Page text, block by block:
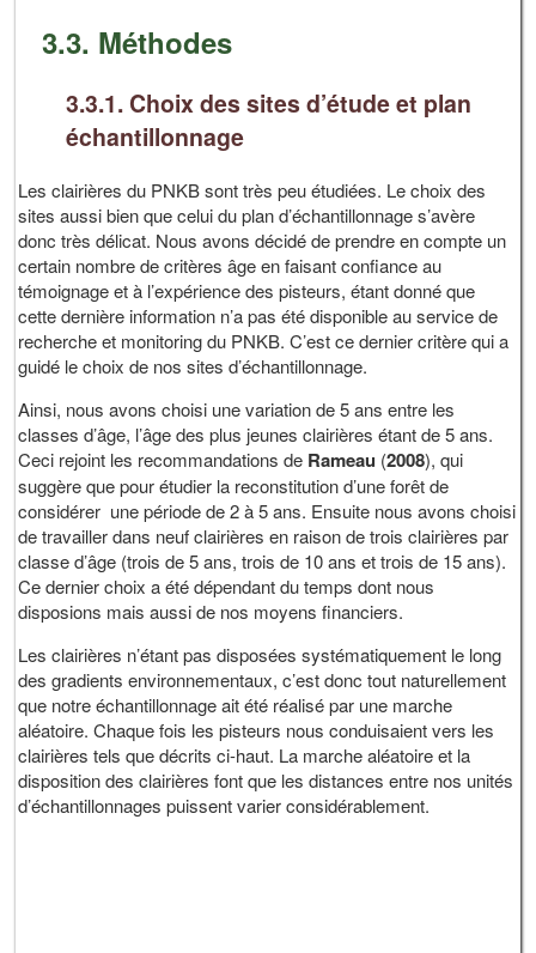
3.3. Méthodes
3.3.1. Choix des sites d’étude et plan
échantillonnage
Les clairières du PNKB sont très peu étudiées. Le choix des
sites aussi bien que celui du plan d’échantillonnage s’avère
donc très délicat. Nous avons décidé de prendre en compte un
certain nombre de critères âge en faisant confiance au
témoignage et à l’expérience des pisteurs, étant donné que
cette dernière information n’a pas été disponible au service de
recherche et monitoring du PNKB. C’est ce dernier critère qui a
guidé le choix de nos sites d’échantillonnage.
Ainsi, nous avons choisi une variation de 5 ans entre les
classes d’âge, l’âge des plus jeunes clairières étant de 5 ans.
Ceci rejoint les recommandations de Rameau (2008), qui
suggère que pour étudier la reconstitution d’une forêt de
considérer une période de 2 à 5 ans. Ensuite nous avons choisi
de travailler dans neuf clairières en raison de trois clairières par
classe d’âge (trois de 5 ans, trois de 10 ans et trois de 15 ans).
Ce dernier choix a été dépendant du temps dont nous
disposions mais aussi de nos moyens financiers.
Les clairières n’étant pas disposées systématiquement le long
des gradients environnementaux, c’est donc tout naturellement
que notre échantillonnage ait été réalisé par une marche
aléatoire. Chaque fois les pisteurs nous conduisaient vers les
clairières tels que décrits ci-haut. La marche aléatoire et la
disposition des clairières font que les distances entre nos unités
d’échantillonnages puissent varier considérablement.